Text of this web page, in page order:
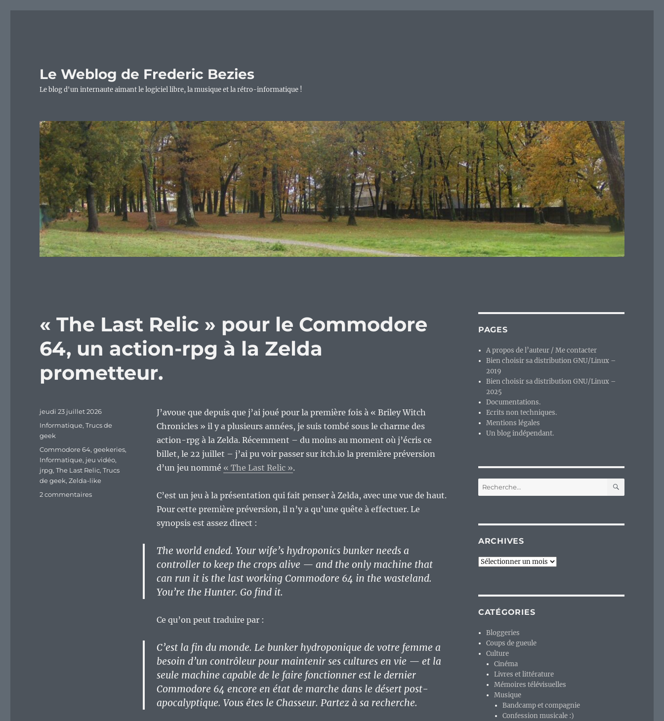
Le Weblog de Frederic Bezies
Le blog d'un internaute aimant le logiciel libre, la musique et la rétro-informatique !
« The Last Relic » pour le Commodore
64, un action-rpg à la Zelda
prometteur.
J’avoue que depuis que j’ai joué pour la première fois à « Briley Witch
Chronicles » il y a plusieurs années, je suis tombé sous le charme des
action-rpg à la Zelda. Récemment – du moins au moment où j’écris ce
billet, le 22 juillet – j’ai pu voir passer sur itch.io la première préversion
d’un jeu nommé « The Last Relic ».
C’est un jeu à la présentation qui fait penser à Zelda, avec une vue de haut.
Pour cette première préversion, il n’y a qu’une quête à effectuer. Le
synopsis est assez direct :
The world ended. Your wife’s hydroponics bunker needs a
controller to keep the crops alive — and the only machine that
can run it is the last working Commodore 64 in the wasteland.
You’re the Hunter. Go find it.
Ce qu’on peut traduire par :
C’est la fin du monde. Le bunker hydroponique de votre femme a
besoin d’un contrôleur pour maintenir ses cultures en vie — et la
seule machine capable de le faire fonctionner est le dernier
Commodore 64 encore en état de marche dans le désert post-
apocalyptique. Vous êtes le Chasseur. Partez à sa recherche.
Publié
jeudi 23 juillet 2026
Catégories
Informatique,Trucs de
geek
Étiquettes
Commodore 64,geekeries,
Informatique, jeu vidéo,
jrpg,The Last Relic,Trucs
de geek,Zelda-like
2 commentairessur
PAGES
A propos de l’auteur / Me contacter
Bien choisir sa distribution GNU/Linux –
2019
Bien choisir sa distribution GNU/Linux –
2025
Documentations.
Ecrits non techniques.
Mentions légales
Un blog indépendant.
Recherche
pour :
ARCHIVES
Archives
CATÉGORIES
Bloggeries
Coups de gueule
Culture
Cinéma
Livres et littérature
Mémoires télévisuelles
Musique
Bandcamp et compagnie
Confession musicale :)